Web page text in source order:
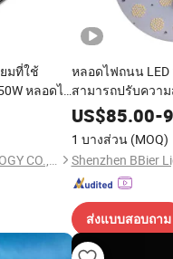
มที่ใช้
หลอดไฟ
LUOHE HILIGHT TECHNOLOGY CO., LTD.
หลอดไฟถนน LED
สามารถปรับความ
US$85.00-
1 บางส่วน (MOQ)
Shenzhen BBier
ส่งแบบสอบถาม